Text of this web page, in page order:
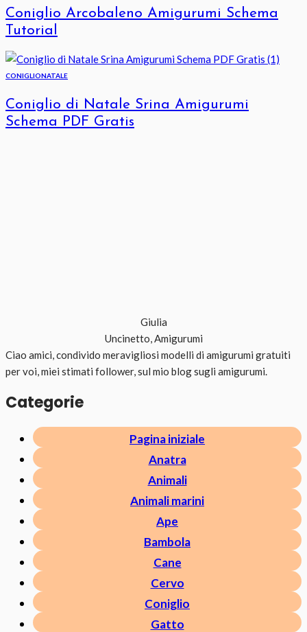
Coniglio Arcobaleno Amigurumi Schema
Tutorial
CONIGLIONATALE
Coniglio di Natale Srina Amigurumi
Schema PDF Gratis
Giulia
Uncinetto, Amigurumi
Ciao amici, condivido meravigliosi modelli di amigurumi gratuiti
per voi, miei stimati follower, sul mio blog sugli amigurumi.
Categorie
Pagina iniziale
Anatra
Animali
Animali marini
Ape
Bambola
Cane
Cervo
Coniglio
Gatto